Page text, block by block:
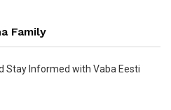
Family
Stay Informed with Vaba Eesti